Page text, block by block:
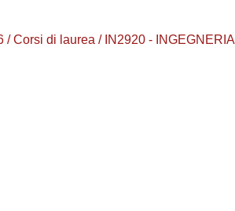
/ Corsi di laurea / IN2920 - INGEGNERIA